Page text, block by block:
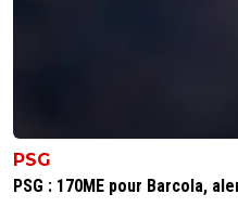
PSG
PSG : 170ME pour Barcola,